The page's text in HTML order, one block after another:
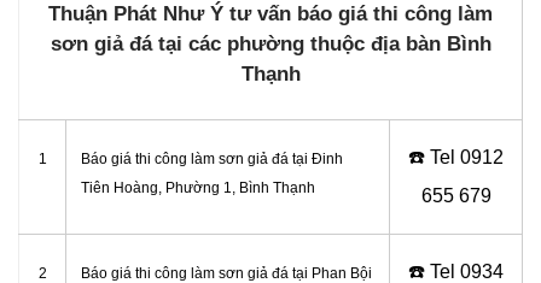
Thuận Phát Như Ý tư vấn báo giá thi công làm
sơn giả đá tại các phường thuộc địa bàn Bình
Thạnh
1
Báo giá thi công làm sơn giả đá tại Đinh
Tiên Hoàng, Phường 1, Bình Thạnh
☎️ Tel 0912
655 679
2
Báo giá thi công làm sơn giả đá tại Phan Bội
☎️ Tel 0934